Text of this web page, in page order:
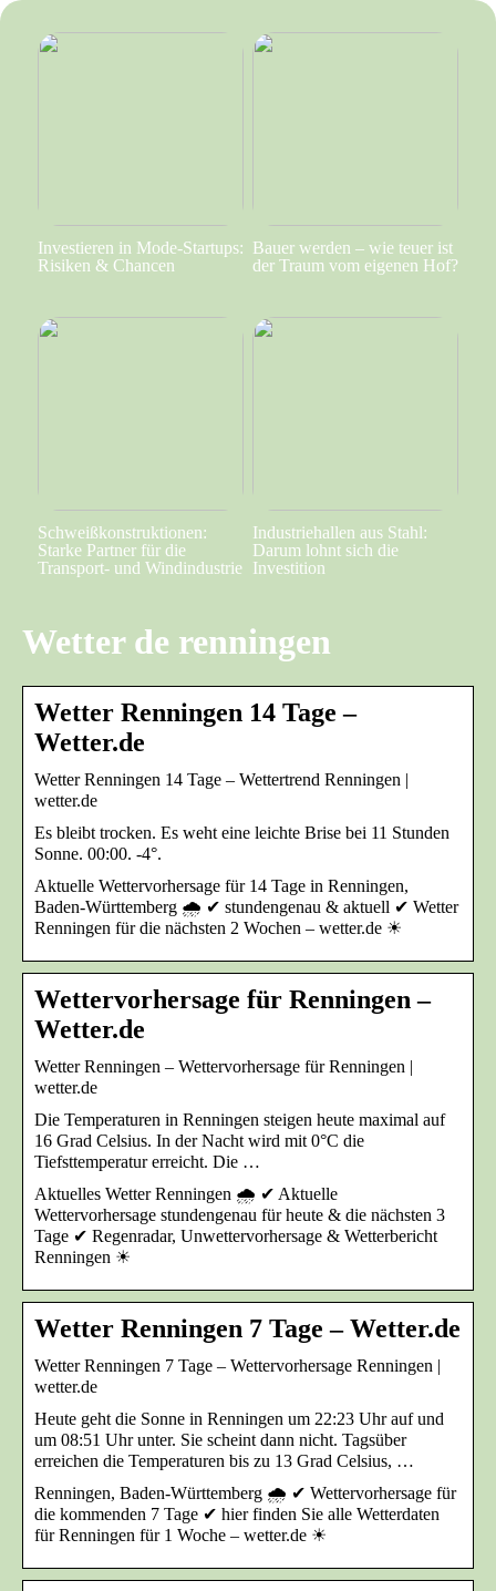
Investieren in Mode-Startups:
Risiken & Chancen
Bauer werden – wie teuer ist
der Traum vom eigenen Hof?
Schweißkonstruktionen:
Starke Partner für die
Transport- und Windindustrie
Industriehallen aus Stahl:
Darum lohnt sich die
Investition
Wetter de renningen
Wetter Renningen 14 Tage –
Wetter.de
Wetter Renningen 14 Tage – Wettertrend Renningen |
wetter.de
Es bleibt trocken. Es weht eine leichte Brise bei 11 Stunden
Sonne. 00:00. -4°.
Aktuelle Wettervorhersage für 14 Tage in Renningen,
Baden-Württemberg 🌧️ ✔ stundengenau & aktuell ✔ Wetter
Renningen für die nächsten 2 Wochen – wetter.de ☀
Wettervorhersage für Renningen –
Wetter.de
Wetter Renningen – Wettervorhersage für Renningen |
wetter.de
Die Temperaturen in Renningen steigen heute maximal auf
16 Grad Celsius. In der Nacht wird mit 0°C die
Tiefsttemperatur erreicht. Die …
Aktuelles Wetter Renningen 🌧️ ✔ Aktuelle
Wettervorhersage stundengenau für heute & die nächsten 3
Tage ✔ Regenradar, Unwettervorhersage & Wetterbericht
Renningen ☀
Wetter Renningen 7 Tage – Wetter.de
Wetter Renningen 7 Tage – Wettervorhersage Renningen |
wetter.de
Heute geht die Sonne in Renningen um 22:23 Uhr auf und
um 08:51 Uhr unter. Sie scheint dann nicht. Tagsüber
erreichen die Temperaturen bis zu 13 Grad Celsius, …
Renningen, Baden-Württemberg 🌧️ ✔ Wettervorhersage für
die kommenden 7 Tage ✔ hier finden Sie alle Wetterdaten
für Renningen für 1 Woche – wetter.de ☀